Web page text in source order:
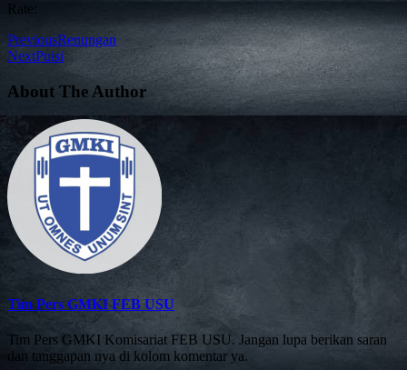
Rate:
PreviousRenungan
NextPuisi
About The Author
Tim Pers GMKI FEB USU
Tim Pers GMKI Komisariat FEB USU. Jangan lupa berikan saran
dan tanggapan nya di kolom komentar ya.